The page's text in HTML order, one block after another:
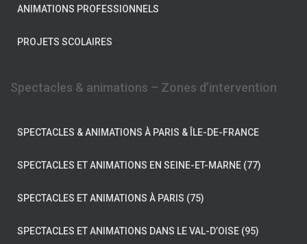
ANIMATIONS PROFESSIONNELS
PROJETS SCOLAIRES
Spectacles & animations – Zones d’intervention
SPECTACLES & ANIMATIONS À PARIS & ÎLE-DE-FRANCE
SPECTACLES ET ANIMATIONS EN SEINE-ET-MARNE (77)
SPECTACLES ET ANIMATIONS À PARIS (75)
SPECTACLES ET ANIMATIONS DANS LE VAL-D’OISE (95)